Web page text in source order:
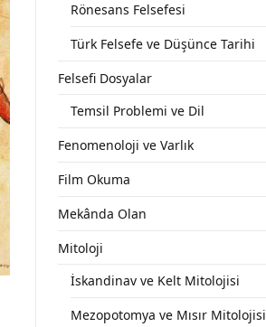
Rönesans Felsefesi
Türk Felsefe ve Düşünce Tarihi
Felsefi Dosyalar
Temsil Problemi ve Dil
Fenomenoloji ve Varlık
Film Okuma
Mekânda Olan
Mitoloji
İskandinav ve Kelt Mitolojisi
Mezopotomya ve Mısır Mitolojisi